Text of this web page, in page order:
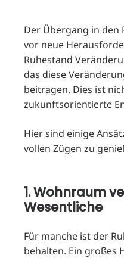
Der Übergang in den
vor neue
Ruhestand
das diese
beitragen. Dies ist
zukunftsorientierte
Hier sind einige
vollen Zügen zu
1. Wohnraum
Wesentliche
Für manche ist der
behalten. Ein großes